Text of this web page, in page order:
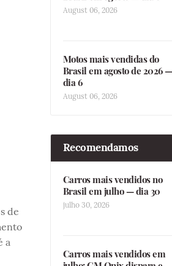
de
a
August 06, 2026
Motos mais vendidas do
Brasil em agosto de 2026 —
dia 6
August 06, 2026
Recomendamos
Carros mais vendidos no
Brasil em julho — dia 30
julho 30, 2026
Carros mais vendidos em